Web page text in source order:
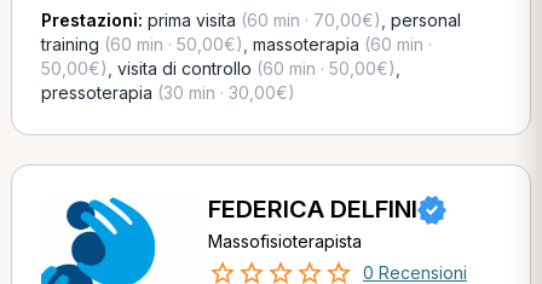
Prestazioni: prima visita (60 min · 70,00€) personal
training (60 min · 50,00€) massoterapia (60 min ·
50,00€) visita di controllo (60 min · 50,00€)
pressoterapia (30 min · 30,00€)
FEDERICA DELFINI
Massofisioterapista
0 Recensioni